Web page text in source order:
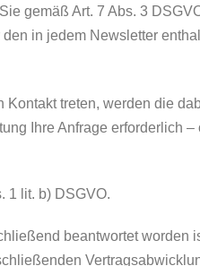
gemäß Art. 7 Abs. 3
in jedem Newsletter
treten, werden die
Ihre Anfrage erforderlich
1 lit. b) DSGVO.
beantwortet